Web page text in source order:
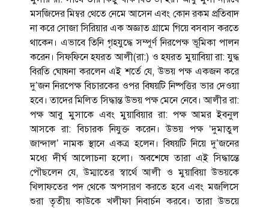
মসজিদের মিম্বর থেতে নেমে আসেন এবং কোন রকম প্রতিবাদ
না করে সোজা সিরিয়ার এক অজ্ঞাত গ্রামে গিয়ে বসবাস করতে
থাকেন। এভাবে তিনি গৃহযুদ্ধে সম্পূর্ণ নিরপেক্ষ ভূমিকা পালন
করেন। সিফফিনে হযরত আলী(রা:) ও হযরত মুয়াবিয়া রা: যুদ্ধ
বিরতি ঘোষনা করলেন এই শর্তে যে, উভয় পক্ষ একজন করে
দু’জন নিরপেক্ষ বিচারকের ওপর বিষয়টি নিষ্পত্তির ভার দেওয়া
হবে। তাদের মিলিত সিদ্ধান্ত উভয় পক্ষ মেনে নেবে। আলীর রা:
পক্ষ আবু মুসাকে এবং মুয়াবিয়ার রা: পক্ষ আমর ইবনুল
আসকে রা: বিচারক নিযুক্ত করেন। উভয় পক্ষ ‘‌দুমাতুল
জান্দাল’ নামক স্থানে একত্র হলেন। বিষয়টি নিয়ে দু’জনের
মধ্যে দীর্ঘ আলোচনা হলো। অবশেষে তারা এ্‌ই সিদ্ধান্তে
পৌছলেন যে, উম্মাতের স্বার্থে আলী ও মুয়াবিয়া উভয়কে
খিলাফতের পদ থেকে অপসারণ করতে হবে এবং মজলিসে
শুরা তৃতীয় কাউকে খলীফা নিবার্চন করবে। তারা উভয়ে